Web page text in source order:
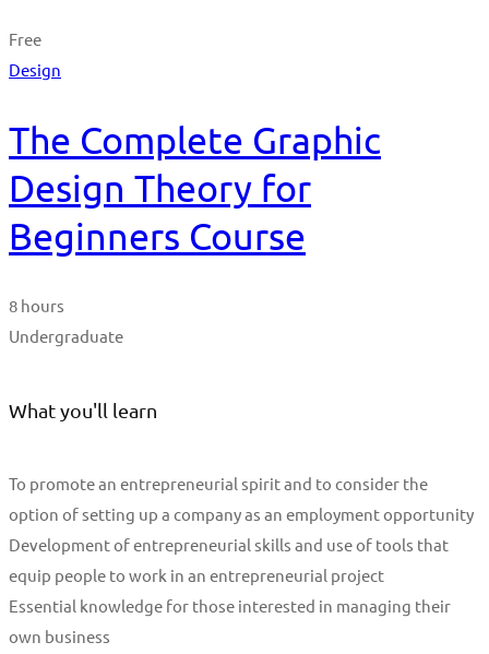
Free
Design
The Complete Graphic
Design Theory for
Beginners Course
8 hours
Undergraduate
What you'll learn
To promote an entrepreneurial spirit and to consider the
option of setting up a company as an employment opportunity
Development of entrepreneurial skills and use of tools that
equip people to work in an entrepreneurial project
Essential knowledge for those interested in managing their
own business